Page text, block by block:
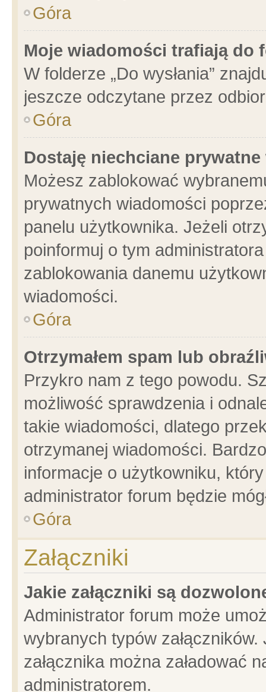
Góra
Moje wiadomości trafiają do
W folderze „Do wysłania”
jeszcze odczytane przez
Góra
Dostaję niechciane
Możesz zablokować
prywatnych wiadomości
panelu użytkownika. Jeżeli
poinformuj o tym
zablokowania danemu
wiadomości.
Góra
Otrzymałem spam lub
Przykro nam z tego powodu.
możliwość sprawdzenia i
takie wiadomości, dlatego
otrzymanej wiadomości.
informacje o użytkowniku,
administrator forum będzie
Góra
Załączniki
Jakie załączniki są
Administrator forum może
wybranych typów
załącznika można załadować
administratorem.